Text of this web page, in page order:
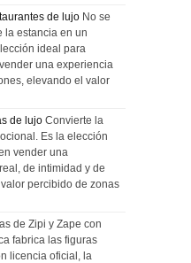
de lujo No se
la estancia en un
ideal para
una experiencia
elevando el valor
de lujo Convierte la
Es la elección
vender una
de intimidad y de
percibido de zonas
de Zipi y Zape con
fabrica las figuras
licencia oficial, la